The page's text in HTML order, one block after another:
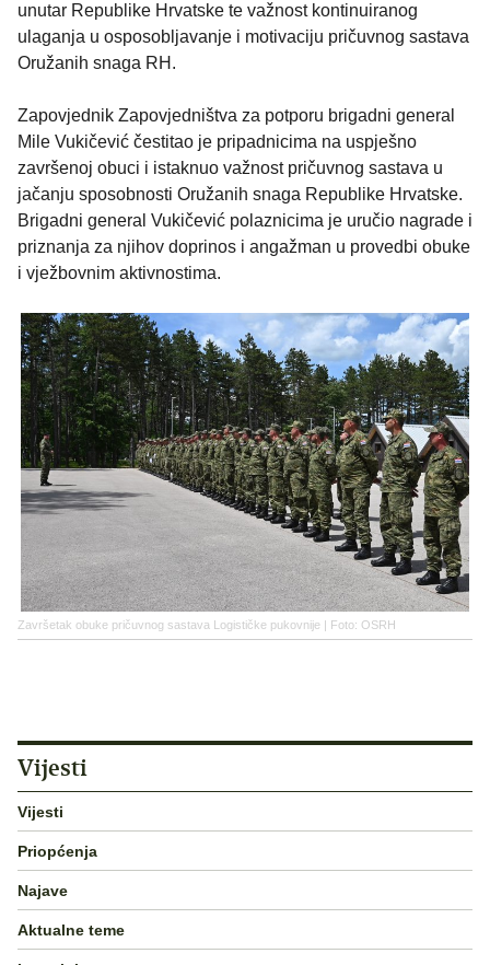
unutar Republike Hrvatske te važnost kontinuiranog
ulaganja u osposobljavanje i motivaciju pričuvnog sastava
Oružanih snaga RH.
Zapovjednik Zapovjedništva za potporu brigadni general
Mile Vukičević čestitao je pripadnicima na uspješno
završenoj obuci i istaknuo važnost pričuvnog sastava u
jačanju sposobnosti Oružanih snaga Republike Hrvatske.
Brigadni general Vukičević polaznicima je uručio nagrade i
priznanja za njihov doprinos i angažman u provedbi obuke
i vježbovnim aktivnostima.
Završetak obuke pričuvnog sastava Logističke pukovnije | Foto: OSRH
Vijesti
Vijesti
Priopćenja
Najave
Aktualne teme